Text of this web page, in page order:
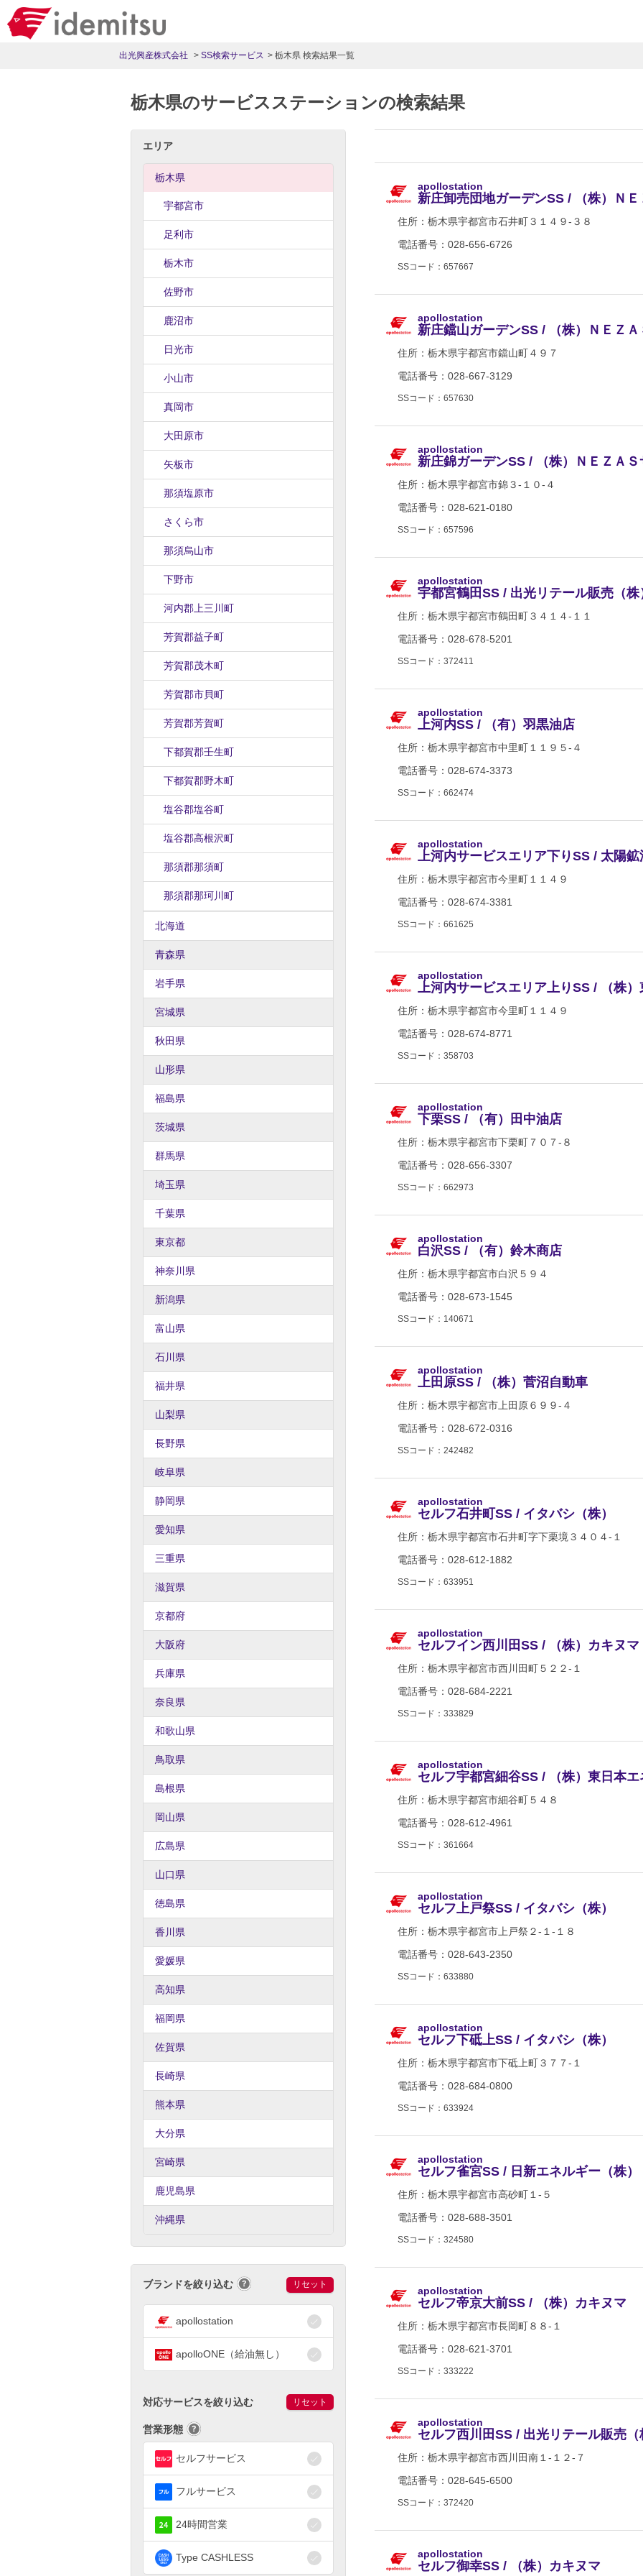
出光興産株式会社 SS検索サービス 栃木県 検索結果一覧
栃木県のサービスステーションの検索結果
エリア
栃木県
宇都宮市
足利市
栃木市
佐野市
鹿沼市
日光市
小山市
真岡市
大田原市
矢板市
那須塩原市
さくら市
那須烏山市
下野市
河内郡上三川町
芳賀郡益子町
芳賀郡茂木町
芳賀郡市貝町
芳賀郡芳賀町
下都賀郡壬生町
下都賀郡野木町
塩谷郡塩谷町
塩谷郡高根沢町
那須郡那須町
那須郡那珂川町
北海道
青森県
岩手県
宮城県
秋田県
山形県
福島県
茨城県
群馬県
埼玉県
千葉県
東京都
神奈川県
新潟県
富山県
石川県
福井県
山梨県
長野県
岐阜県
静岡県
愛知県
三重県
滋賀県
京都府
大阪府
兵庫県
奈良県
和歌山県
鳥取県
島根県
岡山県
広島県
山口県
徳島県
香川県
愛媛県
高知県
福岡県
佐賀県
長崎県
熊本県
大分県
宮崎県
鹿児島県
沖縄県
ブランドを絞り込む リセット
apollostation
apolloONE（給油無し）
対応サービスを絞り込む リセット
営業形態
セルフサービス
フルサービス
24時間営業
Type CASHLESS
apollostation
新庄卸売団地ガーデンSS / （株）Ｎ
住所： 栃木県宇都宮市石井町３１４９-３８
電話番号：028-656-6726
SSコード：657667
apollostation
新庄鐺山ガーデンSS / （株）ＮＥＺＡ
住所： 栃木県宇都宮市鐺山町４９７
電話番号：028-667-3129
SSコード：657630
apollostation
新庄錦ガーデンSS / （株）ＮＥＺＡＳ
住所： 栃木県宇都宮市錦３-１０-４
電話番号：028-621-0180
SSコード：657596
apollostation
宇都宮鶴田SS / 出光リテール販売（
住所： 栃木県宇都宮市鶴田町３４１４-１１
電話番号：028-678-5201
SSコード：372411
apollostation
上河内SS / （有）羽黒油店
住所： 栃木県宇都宮市中里町１１９５-４
電話番号：028-674-3373
SSコード：662474
apollostation
上河内サービスエリア下りSS / 太陽鉱
住所： 栃木県宇都宮市今里町１１４９
電話番号：028-674-3381
SSコード：661625
apollostation
上河内サービスエリア上りSS / （株
住所： 栃木県宇都宮市今里町１１４９
電話番号：028-674-8771
SSコード：358703
apollostation
下栗SS / （有）田中油店
住所： 栃木県宇都宮市下栗町７０７-８
電話番号：028-656-3307
SSコード：662973
apollostation
白沢SS / （有）鈴木商店
住所： 栃木県宇都宮市白沢５９４
電話番号：028-673-1545
SSコード：140671
apollostation
上田原SS / （株）菅沼自動車
住所： 栃木県宇都宮市上田原６９９-４
電話番号：028-672-0316
SSコード：242482
apollostation
セルフ石井町SS / イタバシ（株）
住所： 栃木県宇都宮市石井町字下栗境３４０４-１
電話番号：028-612-1882
SSコード：633951
apollostation
セルフイン西川田SS / （株）カキヌマ
住所： 栃木県宇都宮市西川田町５２２-１
電話番号：028-684-2221
SSコード：333829
apollostation
セルフ宇都宮細谷SS / （株）東日本エ
住所： 栃木県宇都宮市細谷町５４８
電話番号：028-612-4961
SSコード：361664
apollostation
セルフ上戸祭SS / イタバシ（株）
住所： 栃木県宇都宮市上戸祭２-１-１８
電話番号：028-643-2350
SSコード：633880
apollostation
セルフ下砥上SS / イタバシ（株）
住所： 栃木県宇都宮市下砥上町３７７-１
電話番号：028-684-0800
SSコード：633924
apollostation
セルフ雀宮SS / 日新エネルギー（株）
住所： 栃木県宇都宮市高砂町１-５
電話番号：028-688-3501
SSコード：324580
apollostation
セルフ帝京大前SS / （株）カキヌマ
住所： 栃木県宇都宮市長岡町８８-１
電話番号：028-621-3701
SSコード：333222
apollostation
セルフ西川田SS / 出光リテール販売
住所： 栃木県宇都宮市西川田南１-１２-７
電話番号：028-645-6500
SSコード：372420
apollostation
セルフ御幸SS / （株）カキヌマ